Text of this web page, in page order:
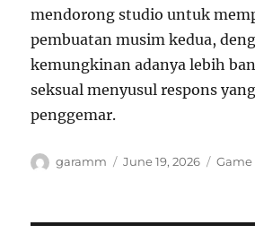
mendorong studio untuk
pembuatan musim kedua,
kemungkinan adanya lebih
seksual menyusul respons
penggemar.
Author
garamm
Posted
June 19, 2026 Game